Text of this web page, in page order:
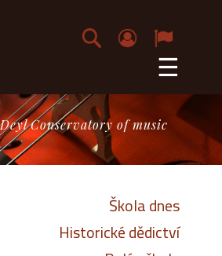
☰
Conservatory of music
Škola dnes
Historické dědictví